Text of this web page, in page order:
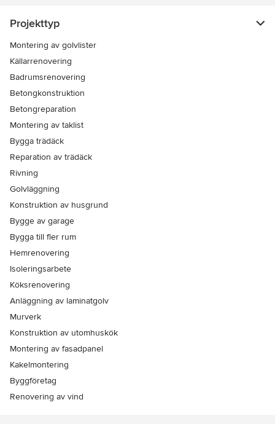
Projekttyp
Montering av golvlister
Källarrenovering
Badrumsrenovering
Betongkonstruktion
Betongreparation
Montering av taklist
Bygga trädäck
Reparation av trädäck
Rivning
Golvläggning
Konstruktion av husgrund
Bygge av garage
Bygga till fler rum
Hemrenovering
Isoleringsarbete
Köksrenovering
Anläggning av laminatgolv
Murverk
Konstruktion av utomhuskök
Montering av fasadpanel
Kakelmontering
Byggföretag
Renovering av vind